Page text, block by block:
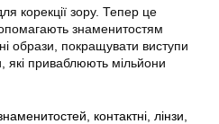
корекції зору. Тепер це
знаменитостям
образи, покращувати виступи
які приваблюють мільйони
контактні лінзи